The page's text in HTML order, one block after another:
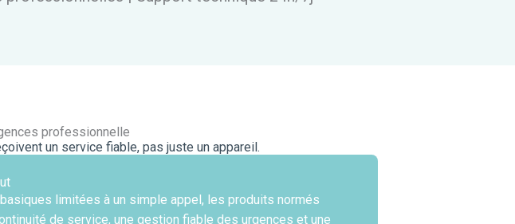
professionnelle
un service fiable, pas juste un appareil.
limitées à un simple appel, les produits normés
de service, une gestion fiable des urgences et une